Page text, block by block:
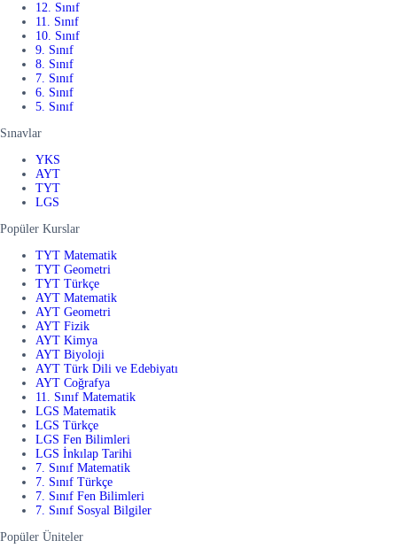
12. Sınıf
11. Sınıf
10. Sınıf
9. Sınıf
8. Sınıf
7. Sınıf
6. Sınıf
5. Sınıf
Sınavlar
YKS
AYT
TYT
LGS
Popüler Kurslar
TYT Matematik
TYT Geometri
TYT Türkçe
AYT Matematik
AYT Geometri
AYT Fizik
AYT Kimya
AYT Biyoloji
AYT Türk Dili ve Edebiyatı
AYT Coğrafya
11. Sınıf Matematik
LGS Matematik
LGS Türkçe
LGS Fen Bilimleri
LGS İnkılap Tarihi
7. Sınıf Matematik
7. Sınıf Türkçe
7. Sınıf Fen Bilimleri
7. Sınıf Sosyal Bilgiler
Popüler Üniteler